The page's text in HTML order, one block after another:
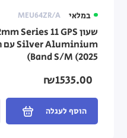
במלאי MEU64ZR/A
Band S/M (2025)
₪1535.00
הוסף לעגלה